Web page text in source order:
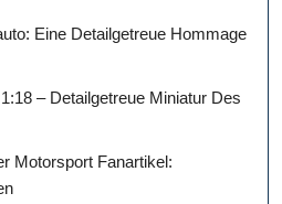
Eine Detailgetreue Hommage
– Detailgetreue Miniatur Des
Motorsport Fanartikel: